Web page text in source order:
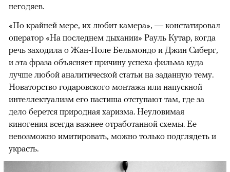
негодяев.
«По крайней мере, их любит камера», — констатировал
оператор «На последнем дыхании» Рауль Кутар, когда
речь заходила о Жан-Поле Бельмондо и Джин Сиберг,
и эта фраза объясняет причину успеха фильма куда
лучше любой аналитической статьи на заданную тему.
Новаторство годаровского монтажа или напускной
интеллектуализм его пастиша отступают там, где за
дело берется природная харизма. Неуловимая
киногения всегда важнее отработанной схемы. Ее
невозможно имитировать, можно только подглядеть и
украсть.